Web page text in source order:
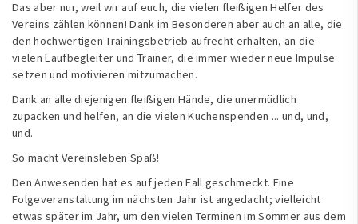
Das aber nur, weil wir auf euch, die vielen fleißigen Helfer des
Vereins zählen können! Dank im Besonderen aber auch an alle, die
den hochwertigen Trainingsbetrieb aufrecht erhalten, an die
vielen Laufbegleiter und Trainer, die immer wieder neue Impulse
setzen und motivieren mitzumachen.
Dank an alle diejenigen fleißigen Hände, die unermüdlich
zupacken und helfen, an die vielen Kuchenspenden ... und, und,
und.
So macht Vereinsleben Spaß!
Den Anwesenden hat es auf jeden Fall geschmeckt. Eine
Folgeveranstaltung im nächsten Jahr ist angedacht; vielleicht
etwas später im Jahr, um den vielen Terminen im Sommer aus dem